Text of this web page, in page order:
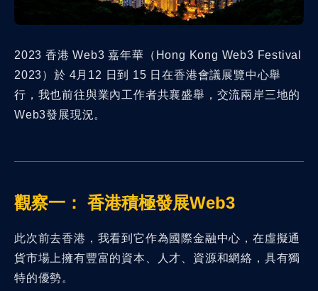
2023 香港 Web3 嘉年華（Hong Kong Web3 Festival
2023）於 4月12 日到 15 日在香港會議展覽中心舉
行，我也前往與業內工作者共襄盛舉，交流兩岸三地的
Web3發展現況。
觀察一： 香港積極發展Web3
此次前去香港，我看到它作為國際金融中心，在虛擬通
貨市場上擁有豐富的資本、人才、資源和網絡，具有獨
特的優勢。